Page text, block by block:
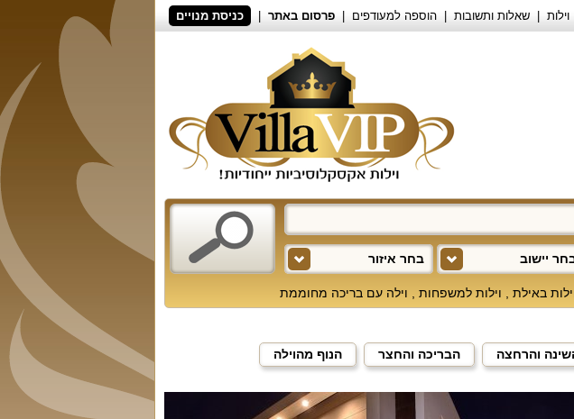
וילות שאלות ותשובות הוספה למעודפים פרסום באתר כניסת מנויים
בחר איזור יישוב
באילת וילות למשפחות וילה עם בריכה מחוממת
והרחצה הבריכה והחצר הנוף מהוילה